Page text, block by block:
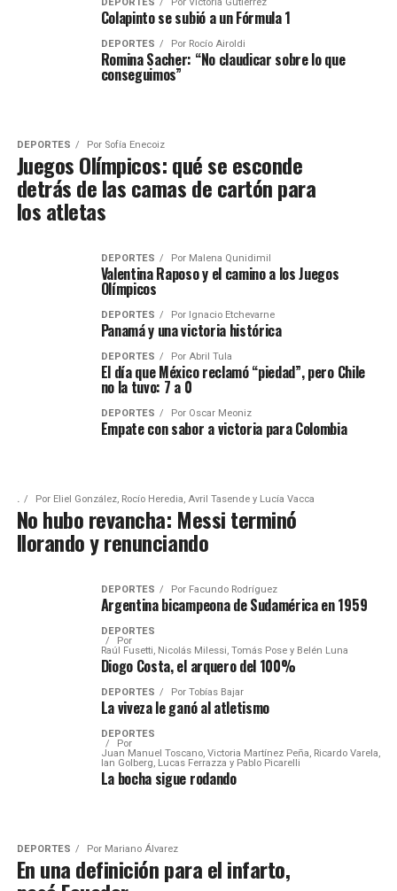
Colapinto se subió a un Fórmula 1
DEPORTES Por Rocío Airoldi
Romina Sacher: “No claudicar sobre lo que
conseguimos”
DEPORTES Por Sofía Enecoiz
Juegos Olímpicos: qué se esconde
detrás de las camas de cartón para
los atletas
DEPORTES Por Malena Qunidimil
Valentina Raposo y el camino a los Juegos
Olímpicos
DEPORTES Por Ignacio Etchevarne
Panamá y una victoria histórica
DEPORTES Por Abril Tula
El día que México reclamó “piedad”, pero Chile
no la tuvo: 7 a 0
DEPORTES Por Oscar Meoniz
Empate con sabor a victoria para Colombia
. Por Eliel González, Rocío Heredia, Avril Tasende y Lucía Vacca
No hubo revancha: Messi terminó
llorando y renunciando
DEPORTES Por Facundo Rodríguez
Argentina bicampeona de Sudamérica en 1959
DEPORTES
Por
Raúl Fusetti, Nicolás Milessi, Tomás Pose y Belén Luna
Diogo Costa, el arquero del 100%
DEPORTES Por Tobías Bajar
La viveza le ganó al atletismo
DEPORTES
Por
Juan Manuel Toscano, Victoria Martínez Peña, Ricardo Varela,
Ian Golberg, Lucas Ferrazza y Pablo Picarelli
La bocha sigue rodando
DEPORTES Por Mariano Álvarez
En una definición para el infarto,